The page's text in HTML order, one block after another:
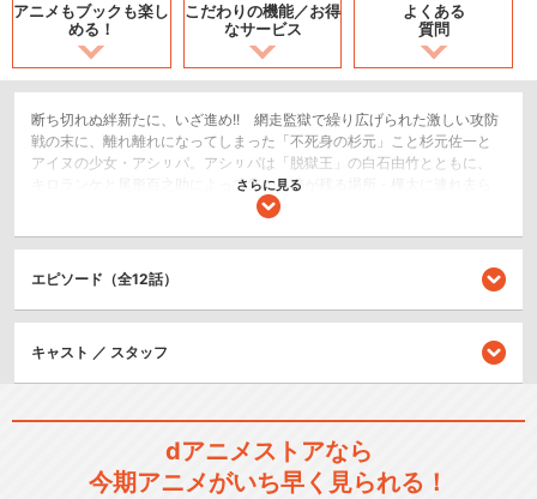
アニメもブックも楽し
める！
こだわりの機能／お得
なサービス
よくある
質問
断ち切れぬ絆新たに、いざ進め!! 網走監獄で繰り広げられた激しい攻防
戦の末に、離れ離れになってしまった「不死身の杉元」こと杉元佐一と
アイヌの少女・アシㇼパ。アシㇼパは「脱獄王」の白石由竹とともに、
キロランケと尾形百之助によって父の足跡が残る場所・樺太に連れ去ら
れていた。アイヌの金塊を強奪した張本人である「のっぺら坊」が死ん
彼女を連れてかつての仲間である極東ロシアのパルチザンと合流するこ
とにあった。一方、第七師団の鶴見中尉と手を組んだ杉元と谷垣源次郎
は、アシㇼパを捜索するための先遣隊に志願。月島軍曹と鯉登少尉を同
行者として樺太を目指す。北海道よりさらに北に位置する極寒の地で、
バイバルが幕を開ける！
歴史/戦記
シリーズ／関連のアニメ作品
さらに見る
エピソード（全12話）
キャスト ／ スタッフ
dアニメストアなら
今期アニメがいち早く見られる！